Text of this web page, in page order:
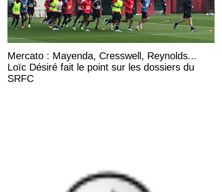
Mercato : Mayenda, Cresswell, Reynolds...
Loïc Désiré fait le point sur les dossiers du
SRFC